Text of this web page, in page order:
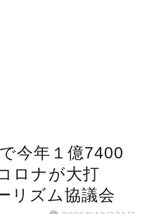
今年１億7400
ロナが大打
リズム協議会